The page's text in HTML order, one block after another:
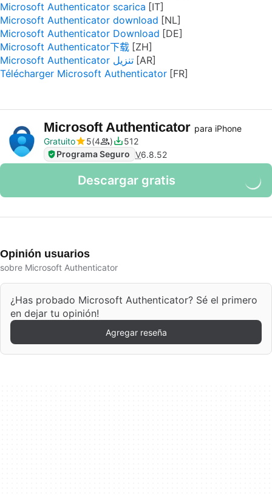
Microsoft Authenticator scarica
Microsoft Authenticator download
Microsoft Authenticator Download
Microsoft Authenticator下载
Microsoft Authenticator تنزيل
Télécharger Microsoft Authenticator
Microsoft Authenticator para iPhone
Gratuito
5 4
512
Programa Seguro V6.8.52
Descargar gratis
Opinión usuarios
sobre Microsoft Authenticator
¿Has probado Microsoft Authenticator? Sé el primero
en dejar tu opinión!
Agregar reseña